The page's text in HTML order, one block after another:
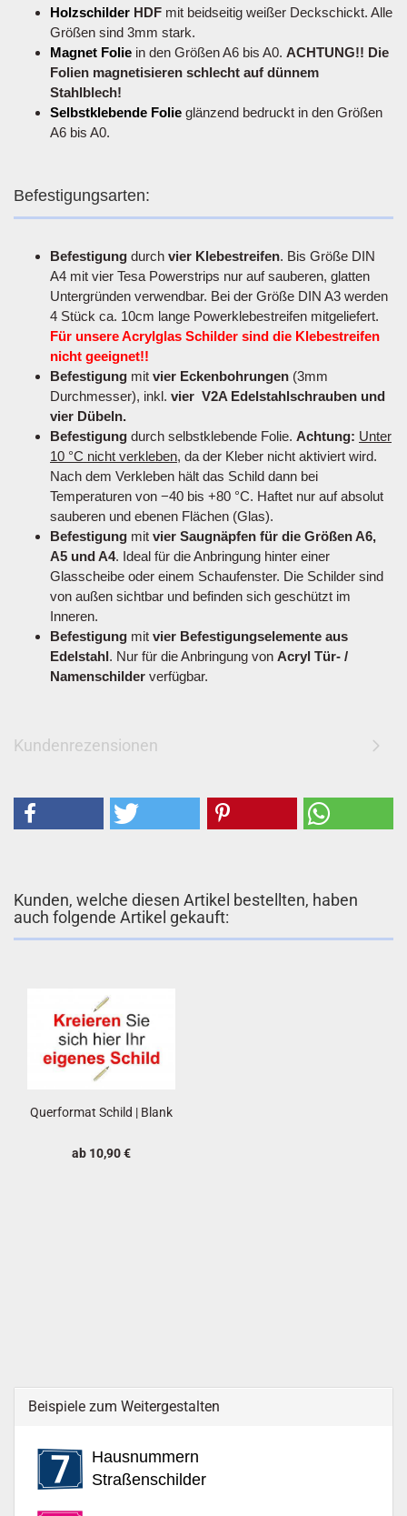
Holzschilder HDF mit beidseitig weißer Deckschickt. Alle
Größen sind 3mm stark.
Magnet Folie in den Größen A6 bis A0. ACHTUNG!! Die
Folien magnetisieren schlecht auf dünnem
Stahlblech!
Selbstklebende Folie glänzend bedruckt in den Größen
A6 bis A0.
Befestigungsarten:
Befestigung durch vier Klebestreifen. Bis Größe DIN
A4 mit vier Tesa Powerstrips nur auf sauberen, glatten
Untergründen verwendbar. Bei der Größe DIN A3 werden
4 Stück ca. 10cm lange Powerklebestreifen mitgeliefert.
Für unsere Acrylglas Schilder sind die Klebestreifen
nicht geeignet!!
Befestigung mit vier Eckenbohrungen (3mm
Durchmesser), inkl. vier V2A Edelstahlschrauben und
vier Dübeln.
Befestigung durch selbstklebende Folie. Achtung: Unter
10 °C nicht verkleben, da der Kleber nicht aktiviert wird.
Nach dem Verkleben hält das Schild dann bei
Temperaturen von −40 bis +80 °C. Haftet nur auf absolut
sauberen und ebenen Flächen (Glas).
Befestigung mit vier Saugnäpfen für die Größen A6,
A5 und A4. Ideal für die Anbringung hinter einer
Glasscheibe oder einem Schaufenster. Die Schilder sind
von außen sichtbar und befinden sich geschützt im
Inneren.
Befestigung mit vier Befestigungselemente aus
Edelstahl. Nur für die Anbringung von Acryl Tür- /
Namenschilder verfügbar.
Kundenrezensionen
Kunden, welche diesen Artikel bestellten, haben
auch folgende Artikel gekauft:
Querformat Schild | Blank
ab 10,90 €
Beispiele zum Weitergestalten
Hausnummern
Straßenschilder